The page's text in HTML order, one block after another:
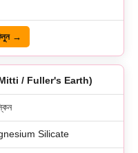
→
Mitti / Fuller's Earth)
Silicate